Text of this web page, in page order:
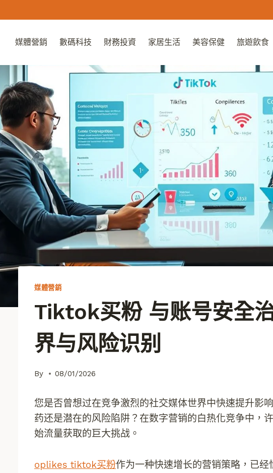
媒體營銷 數碼科技 財務投資 家居生活 美容保健 旅遊飲食
媒體營銷
Tiktok买粉 与账号安全
界与风险识别
By 08/01/2026
您是否曾想过在竞争激烈的社交媒体世界中快速提升影
药还是潜在的风险陷阱？在数字营销的白热化竞争中，
始流量获取的巨大挑战。
oplikes tiktok买粉作为一种快速增长的营销策略，已